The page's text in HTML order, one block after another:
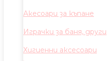
Акесоари за къпане
Играчки за баня, други
Хигиенни аксесоари